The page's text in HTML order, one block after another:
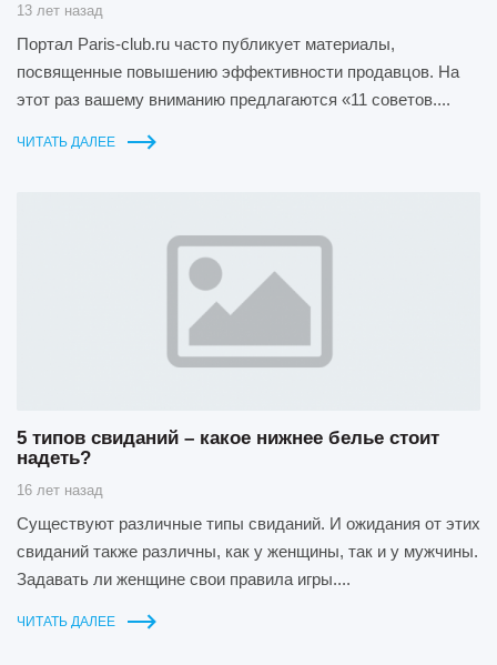
13 лет назад
Портал Paris-club.ru часто публикует материалы,
посвященные повышению эффективности продавцов. На
этот раз вашему вниманию предлагаются «11 советов....
ЧИТАТЬ ДАЛЕЕ
5 типов свиданий – какое нижнее белье стоит
надеть?
16 лет назад
Существуют различные типы свиданий. И ожидания от этих
свиданий также различны, как у женщины, так и у мужчины.
Задавать ли женщине свои правила игры....
ЧИТАТЬ ДАЛЕЕ